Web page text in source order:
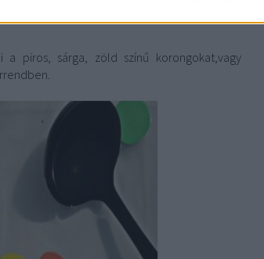
piros, sárga, zöld színű korongokat,vagy